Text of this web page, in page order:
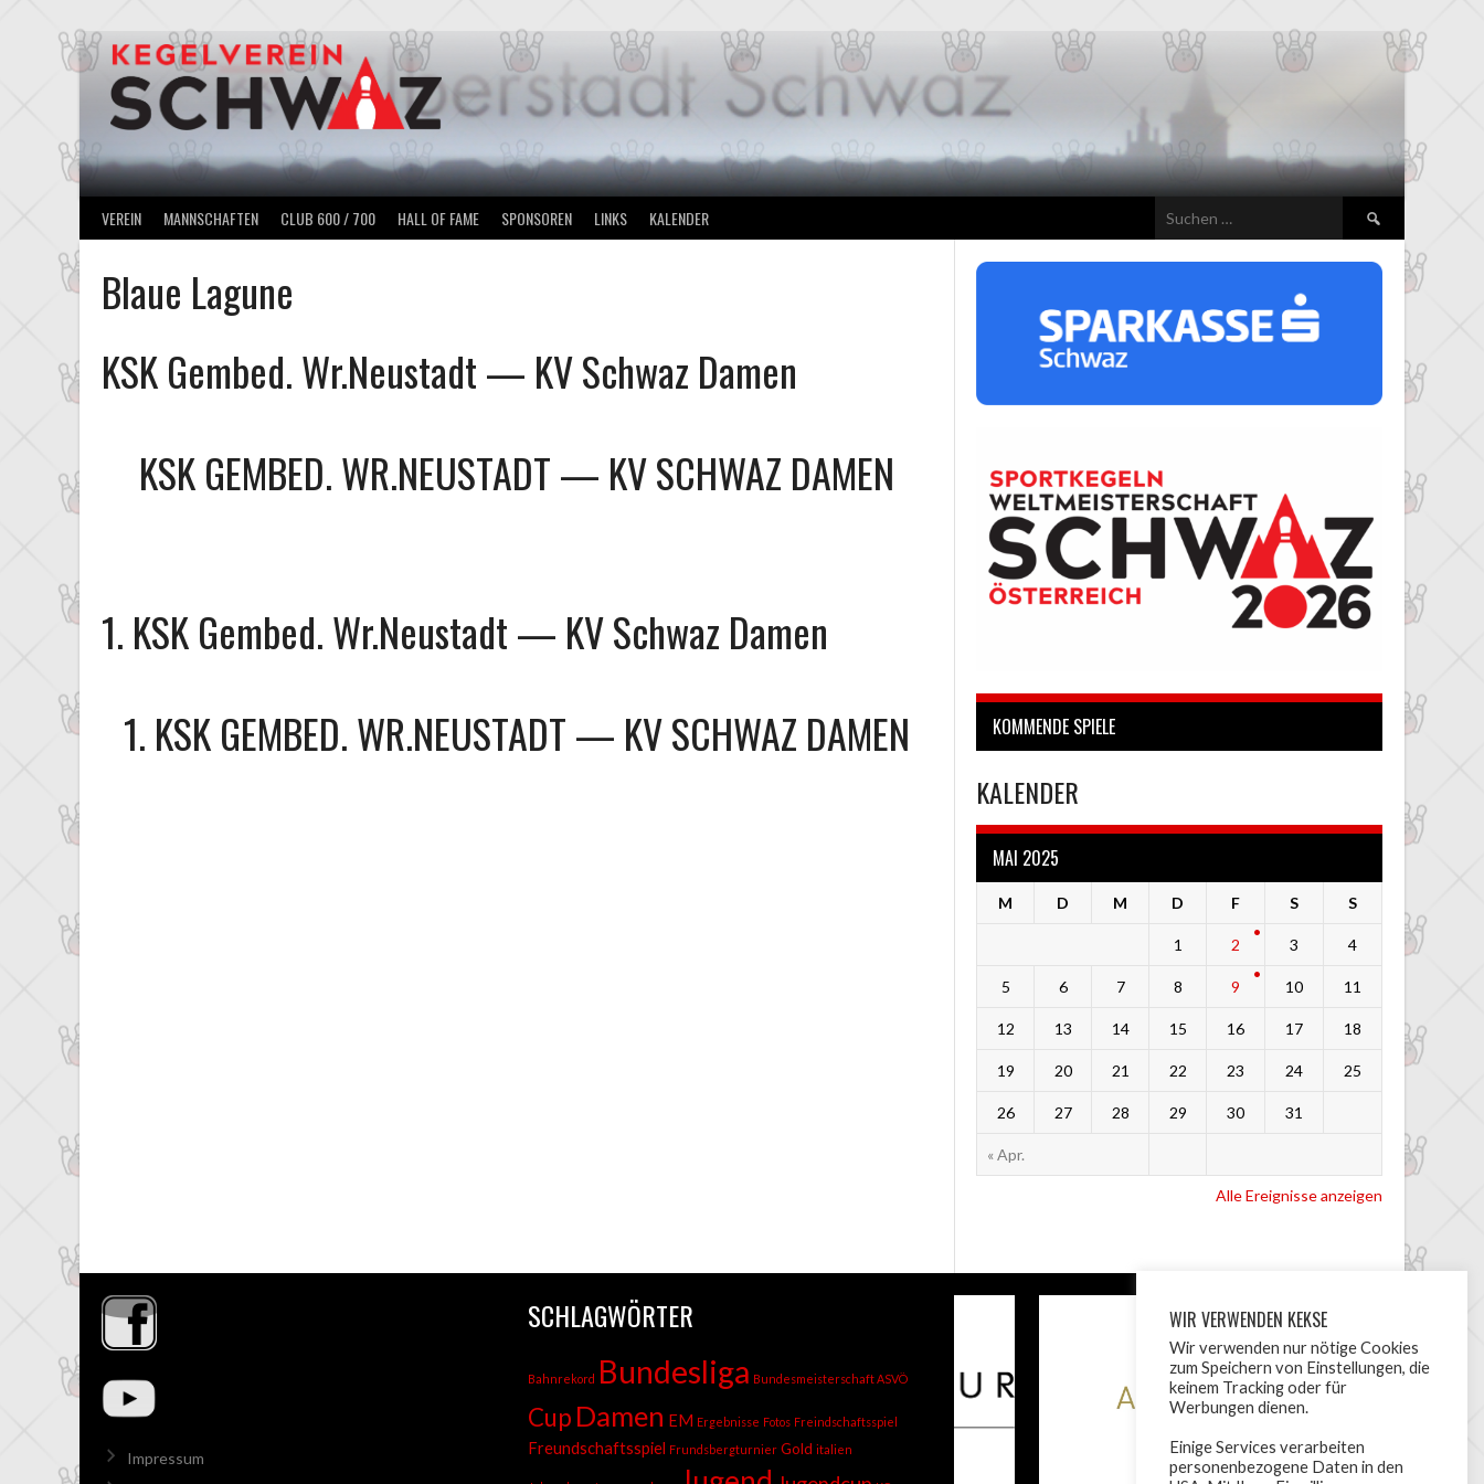
VEREIN MANNSCHAFTEN CLUB 600 / 700 HALL OF FAME SPONSOREN LINKS KALENDER
Suchen
nach:
Blaue Lagune
KSK Gembed. Wr.Neustadt — KV Schwaz Damen
KSK GEMBED. WR.NEUSTADT— KV SCHWAZ DAMEN
1. KSK Gembed. Wr.Neustadt — KV Schwaz Damen
1. KSK GEMBED. WR.NEUSTADT— KV SCHWAZ DAMEN KOMMENDE SPIELE
KALENDER
MAI 2025
M D M D F S S
« Apr.
1 2 3 4
5 6 7 8 9 10 11
12 13 14 15 16 17 18
19 20 21 22 23 24 25
26 27 28 29 30 31
Alle Ereignisse anzeigen
Impressum
SCHLAGWÖRTER
Bahnrekord Bundesliga Bundesmeisterschaft ASVÖ
Cup Damen EM Ergebnisse Fotos Freindschaftsspiel
Freundschaftsspiel Frundsbergturnier Gold italien
WIR VERWENDEN KEKSE
Wir verwenden nur nötige Cookies
zum Speichern von Einstellungen, die
keinem Tracking oder für
Werbungen dienen.
Einige Services verarbeiten
personenbezogene Daten in den